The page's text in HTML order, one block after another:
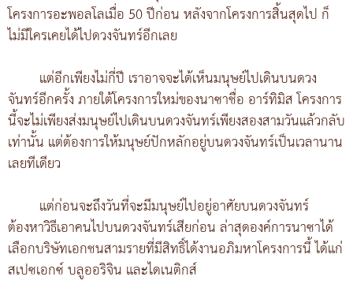
โครงการอะพอลโลเมื่อ 50 ปีก่อน หลังจากโครงการสิ้นสุดไป ก็
ไม่มีใครเคยได้ไปดวงจันทร์อีกเลย
แต่อีกเพียงไม่กี่ปี เราอาจจะได้เห็นมนุษย์ไปเดินบนดวง
จันทร์อีกครั้ง ภายใต้โครงการใหม่ของนาซาชื่อ อาร์ทิมิส โครงการ
นี้จะไม่เพียงส่งมนุษย์ไปเดินบนดวงจันทร์เพียงสองสามวันแล้วกลับ
เท่านั้น แต่ต้องการให้มนุษย์ปักหลักอยู่บนดวงจันทร์เป็นเวลานาน
เลยทีเดียว
แต่ก่อนจะถึงวันที่จะมีมนุษย์ไปอยู่อาศัยบนดวงจันทร์
ต้องหาวิธีเอาคนไปบนดวงจันทร์เสียก่อน ล่าสุดองค์การนาซาได้
เลือกบริษัทเอกชนสามรายที่มีสิทธิ์ได้งานอภิมหาโครงการนี้ ได้แก่
สเปซเอกซ์ บลูออริจิน และไดเนติกส์